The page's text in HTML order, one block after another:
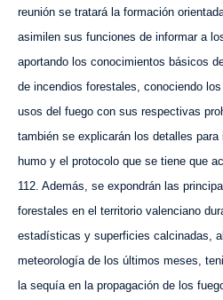
reunión se tratará la formación
asimilen sus funciones de informar a
aportando los conocimientos básicos
de incendios forestales, conociendo
usos del fuego con sus respectivas
también se explicarán los detalles
humo y el protocolo que se tiene que
112 . Además, se expondrán las
forestales en el territorio valenciano
estadísticas y superficies calcinadas,
meteorología de los últimos meses,
la sequía en la propagación de los